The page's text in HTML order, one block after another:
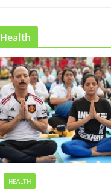
Health
HEALTH